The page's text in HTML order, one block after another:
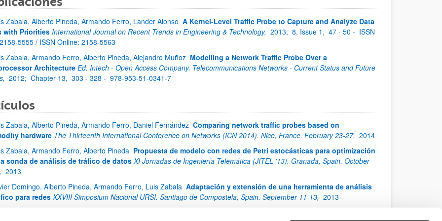
subpáginas
Zabala, Alberto Pineda, Armando Ferro, Lander Alonso A Kernel-Level Traffic Probe to Capture and Analyze Data
with Priorities International Journal on Recent Trends in Engineering & Technology, 2013; 8, Issue 1, 47 - 50 - ISSN
5555 / ISSN Online: 2158-5563
Zabala, Armando Ferro, Alberto Pineda, Alejandro Muñoz Modelling a Network Traffic Probe Over a
Architecture Ed. Intech - Open Access Company. Telecommunications Networks - Current Status and Future
2012; Chapter 13, 303 - 328 - 978-953-51-0341-7
Zabala, Alberto Pineda, Armando Ferro, Daniel Fernández Comparing network traffic probes based on
hardware The Thirteenth International Conference on Networks (ICN 2014). Nice, France. February 23-27, 2014
Zabala, Armando Ferro, Alberto Pineda Propuesta de modelo con redes de Petri estocásticas para optimización
sonda de análisis de tráfico de datos XI Jornadas de Ingeniería Telemática (JITEL '13). Granada, Spain. October
2013
Domingo, Alberto Pineda, Armando Ferro, Luis Zabala Adaptación y extensión de una herramienta de análisis
para redes XXVIII Simposium Nacional URSI. Santiago de Compostela, Spain. September 11-13, 2013